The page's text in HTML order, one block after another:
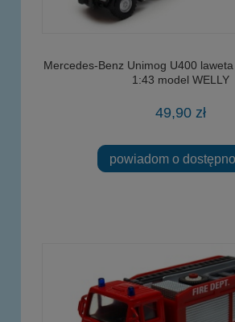
Mercedes-Benz Unimog U400
1:43 model WELLY
49,90 zł
powiadom o